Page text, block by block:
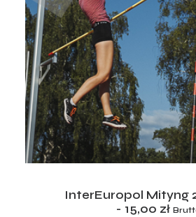
ADD TO CART
InterEuropol Mityng
15,00 zł